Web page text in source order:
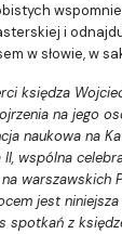
i
w słowie, w
księdza
na jego
naukowa na
II, wspólna
warszawskich
jest
spotkań z